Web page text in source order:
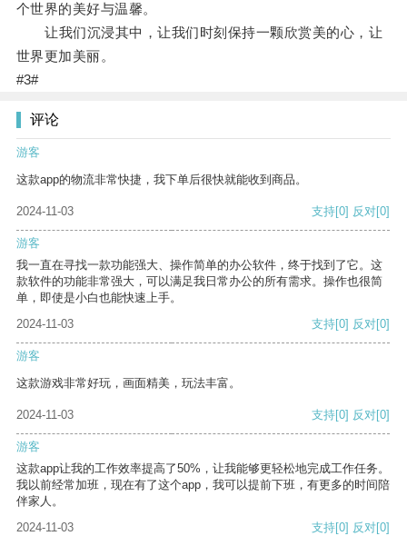
个世界的美好与温馨。
让我们沉浸其中，让我们时刻保持一颗欣赏美的心，让
世界更加美丽。
#3#
评论
游客
这款app的物流非常快捷，我下单后很快就能收到商品。
2024-11-03 支持[0] 反对[0]
游客
我一直在寻找一款功能强大、操作简单的办公软件，终于找到了它。这
款软件的功能非常强大，可以满足我日常办公的所有需求。操作也很简
单，即使是小白也能快速上手。
2024-11-03
支持[0] 反对[0]
游客
这款游戏非常好玩，画面精美，玩法丰富。
2024-11-03 支持[0] 反对[0]
游客
这款app让我的工作效率提高了50%，让我能够更轻松地完成工作任务。
我以前经常加班，现在有了这个app，我可以提前下班，有更多的时间陪
伴家人。
2024-11-03
支持[0] 反对[0]